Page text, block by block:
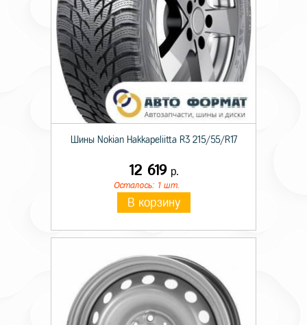
Шины Nokian Hakkapeliitta R3 215/55/R17
12 619р.
Осталось: 1 шт.
В корзину